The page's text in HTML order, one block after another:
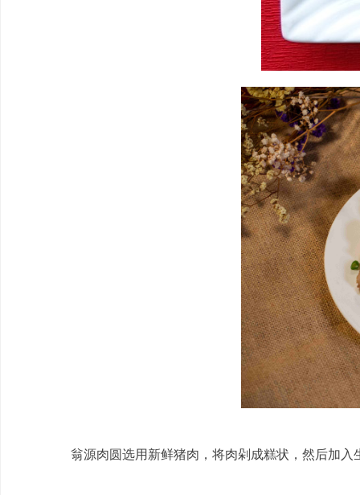
翁源肉圆选用新鲜猪肉，将肉剁成糕状，然后加入